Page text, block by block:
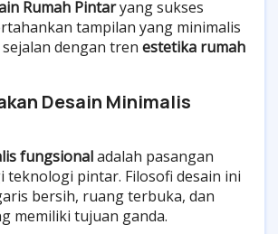
Rumah Pintaryang sukses
tampilan yang minimalis
dengan tren estetika rumah
Desain Minimalis
fungsionaladalah pasangan
teknologi pintar. Filosofi desain ini
bersih, ruang terbuka, dan
memiliki tujuan ganda.